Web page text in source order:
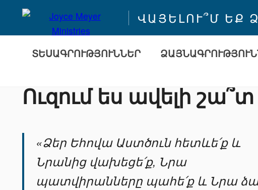
ՎԱՅԵԼՈՒ՞Մ ԵՔ
ՏԵՍԱԳՐՈՒԹՅՈՒՆՆԵՐ
Ուզում ես ավելի շա՞տ
«Ձեր Եհովա Աստծուն հետևե՛ք և
Նրանից վախեցե՛ք, Նրա
պատվիրանները պահե՛ք և Նրա